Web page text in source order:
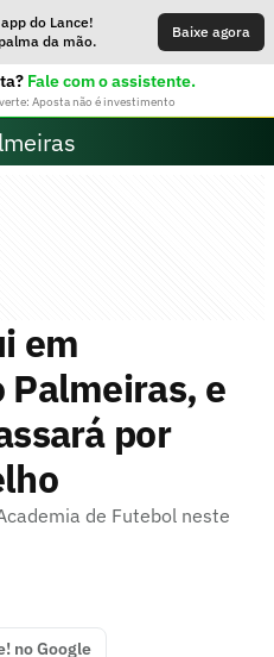
do Lance!
da mão.
Baixe agora
Fale com o assistente.
Aposta não é investimento
em
e
por
de Futebol neste
no Google